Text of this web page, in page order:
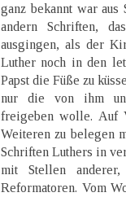
ganz bekannt war aus
andern Schriften,
ausgingen, als der
Luther noch in den
Papst die Füße zu
nur die von ihm
freigeben wolle. Auf
Weiteren zu belegen
Schriften Luthers in
mit Stellen
Reformatoren. Vom